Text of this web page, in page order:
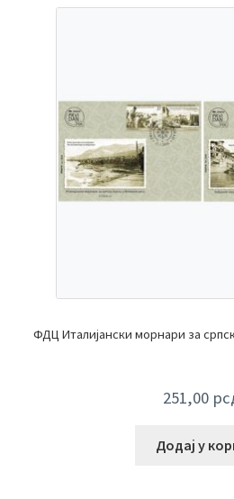
ФДЦ Италијански морнари за
251,00
Додај у